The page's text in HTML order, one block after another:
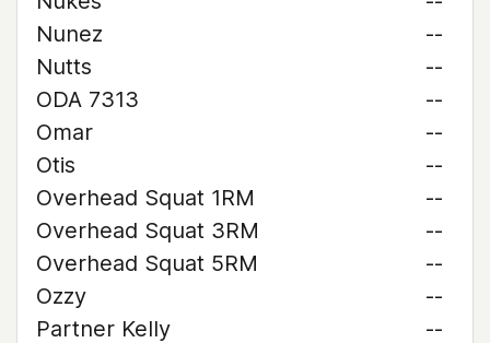
Nunez
--
Nutts
--
ODA 7313
--
Omar
--
Otis
--
Overhead Squat 1RM
--
Overhead Squat 3RM
--
Overhead Squat 5RM
--
Ozzy
--
Partner Kelly
--